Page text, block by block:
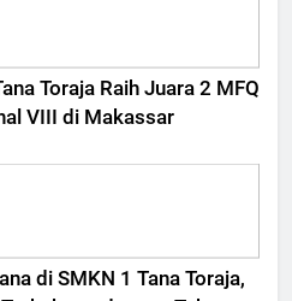
Toraja Raih Juara 2 MFQ
VIII di Makassar
di SMKN 1 Tana Toraja,